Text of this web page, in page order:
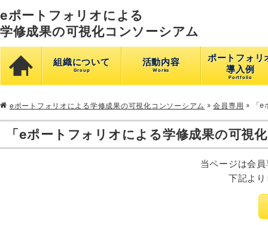
eポートフォリオによる
学修成果の可視化コンソーシアム
組織について 活動内容
ポートフォリ
導入例
eポートフォリオによる学修成果の可視化コンソーシアム »会員専用 » 「
「eポートフォリオによる学修成果の可視
当ページは会
下記よ